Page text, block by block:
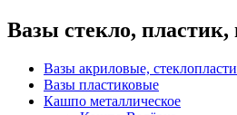
Вазы стекло, пластик,
Вазы акриловые,
Вазы пластиковые
Кашпо металлическое